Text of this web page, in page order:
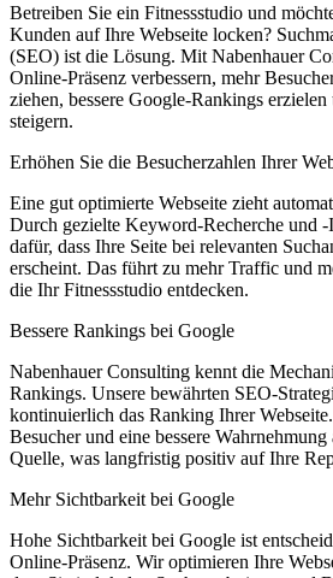
Betreiben Sie ein Fitnessstudio und
Kunden auf Ihre Webseite locken?
(SEO) ist die Lösung. Mit Nabenhauer
Online-Präsenz verbessern, mehr
ziehen, bessere Google-Rankings
steigern.
Erhöhen Sie die Besucherzahlen Ihrer
Eine gut optimierte Webseite zieht
Durch gezielte Keyword-Recherche und
dafür, dass Ihre Seite bei relevanten
erscheint. Das führt zu mehr Traffic und
die Ihr Fitnessstudio entdecken.
Bessere Rankings bei Google
Nabenhauer Consulting kennt die
Rankings. Unsere bewährten SEO-
kontinuierlich das Ranking Ihrer
Besucher und eine bessere
Quelle, was langfristig positiv auf Ihre
Mehr Sichtbarkeit bei Google
Hohe Sichtbarkeit bei Google ist
Online-Präsenz. Wir optimieren Ihre